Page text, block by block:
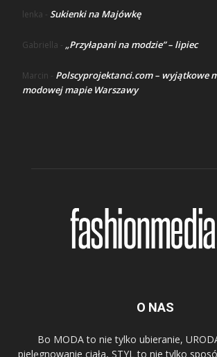
lenka - Sukienki na Majówkę
Gabriella - „Przyłapani na modzie” – lipiec
Marcin - Polscyprojektanci.com – wyjątkowe
modowej mapie Warszawy
O NAS
Bo MODA to nie tylko ubieranie,
pielęgnowanie ciała, STYL to nie tylko